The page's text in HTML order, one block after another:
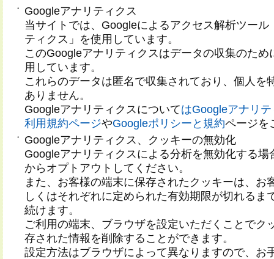
・
Googleアナリティクス
当サイトでは、Googleによるアクセス解析ツール
ティクス」を使用しています。
このGoogleアナリティクスはデータの収集のため
用しています。
これらのデータは匿名で収集されており、個人を
ありません。
GoogleアナリティクスについてはGoogleアナリ
利用規約ページやGoogleポリシーと規約ページを
・
Googleアナリティクス、クッキーの無効化
Googleアナリティクスによる分析を無効化する場
からオプトアウトしてください。
また、お客様の端末に保存されたクッキーは、お
しくはそれぞれに定められた有効期限が切れるま
続けます。
ご利用の端末、ブラウザを設定いただくことでク
存された情報を削除することができます。
設定方法はブラウザによって異なりますので、お